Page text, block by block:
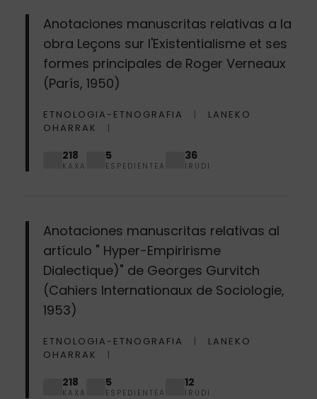
Anotaciones manuscritas relativas a la
obra Leçons sur l'Existentialisme et ses
formes principales de Roger Verneaux
(París, 1950)
ETNOLOGIA-ETNOGRAFIA
LANEKO
OHARRAK
218
KAXA
5
ESPEDIENTEA
36
IRUDI
Anotaciones manuscritas relativas al
artículo " Hyper-Empiririsme
Dialectique)" de Georges Gurvitch
(Cahiers Internationaux de Sociologie,
1953)
ETNOLOGIA-ETNOGRAFIA
LANEKO
OHARRAK
218
KAXA
5
ESPEDIENTEA
12
IRUDI